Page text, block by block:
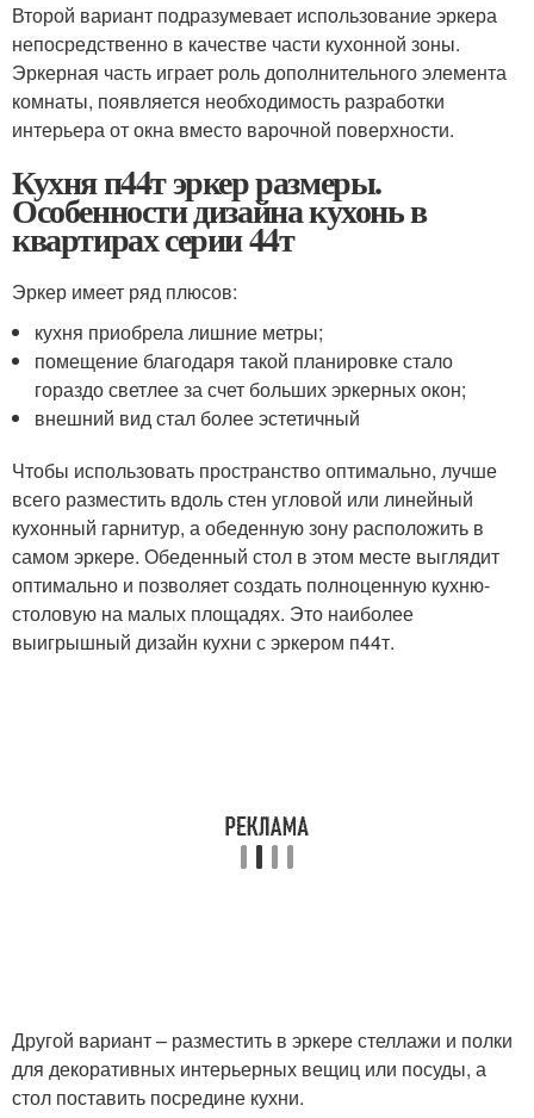
Второй вариант подразумевает использование эркера
непосредственно в качестве части кухонной зоны.
Эркерная часть играет роль дополнительного элемента
комнаты, появляется необходимость разработки
интерьера от окна вместо варочной поверхности.
Кухня п44т эркер размеры.
Особенности дизайна кухонь в
квартирах серии 44т
Эркер имеет ряд плюсов:
кухня приобрела лишние метры;
помещение благодаря такой планировке стало
гораздо светлее за счет больших эркерных окон;
внешний вид стал более эстетичный
Чтобы использовать пространство оптимально, лучше
всего разместить вдоль стен угловой или линейный
кухонный гарнитур, а обеденную зону расположить в
самом эркере. Обеденный стол в этом месте выглядит
оптимально и позволяет создать полноценную кухню-
столовую на малых площадях. Это наиболее
выигрышный дизайн кухни с эркером п44т.
Другой вариант – разместить в эркере стеллажи и полки
для декоративных интерьерных вещиц или посуды, а
стол поставить посредине кухни.